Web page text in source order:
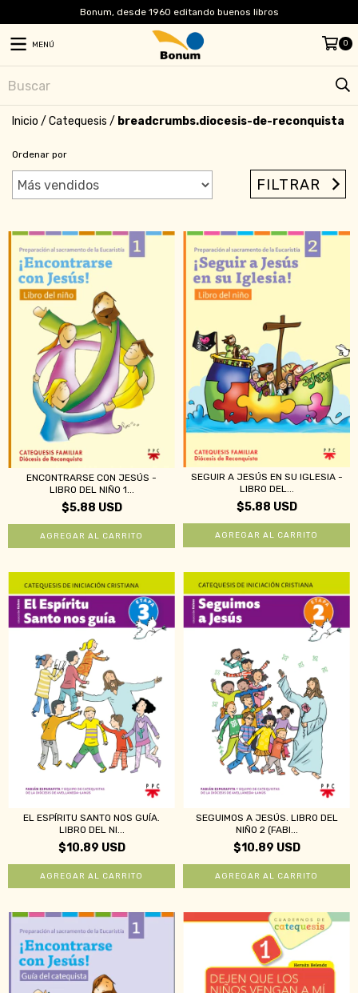
Bonum, desde 1960 editando buenos libros
MENÚ 0
Inicio / Catequesis / breadcrumbs.diocesis-de-reconquista
Ordenar por
FILTRAR
ENCONTRARSE CON JESÚS -
LIBRO DEL NIÑO 1...
$5.88 USD
SEGUIR A JESÚS EN SU IGLESIA -
LIBRO DEL...
$5.88 USD
EL ESPÍRITU SANTO NOS GUÍA.
LIBRO DEL NI...
$10.89 USD
SEGUIMOS A JESÚS. LIBRO DEL
NIÑO 2 (FABI...
$10.89 USD